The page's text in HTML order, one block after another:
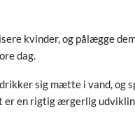
kvinder, og pålægge
dag.
sig mætte i vand, og
er en rigtig ærgerlig